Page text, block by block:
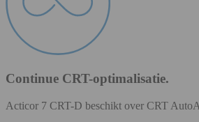
Continue CRT-optimalisatie.
Acticor 7 CRT-D beschikt over CRT